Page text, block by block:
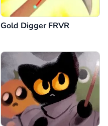
Gold Digger FRVR